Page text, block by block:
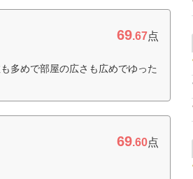
69.67点
多めで部屋の広さも広めでゆった
69.60点